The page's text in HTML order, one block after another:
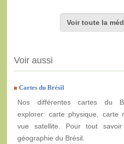
Voir toute la
Voir aussi
Cartes du Brésil
Nos différentes cartes du
explorer: carte physique, carte
vue satellite. Pour tout
géographie du Brésil.